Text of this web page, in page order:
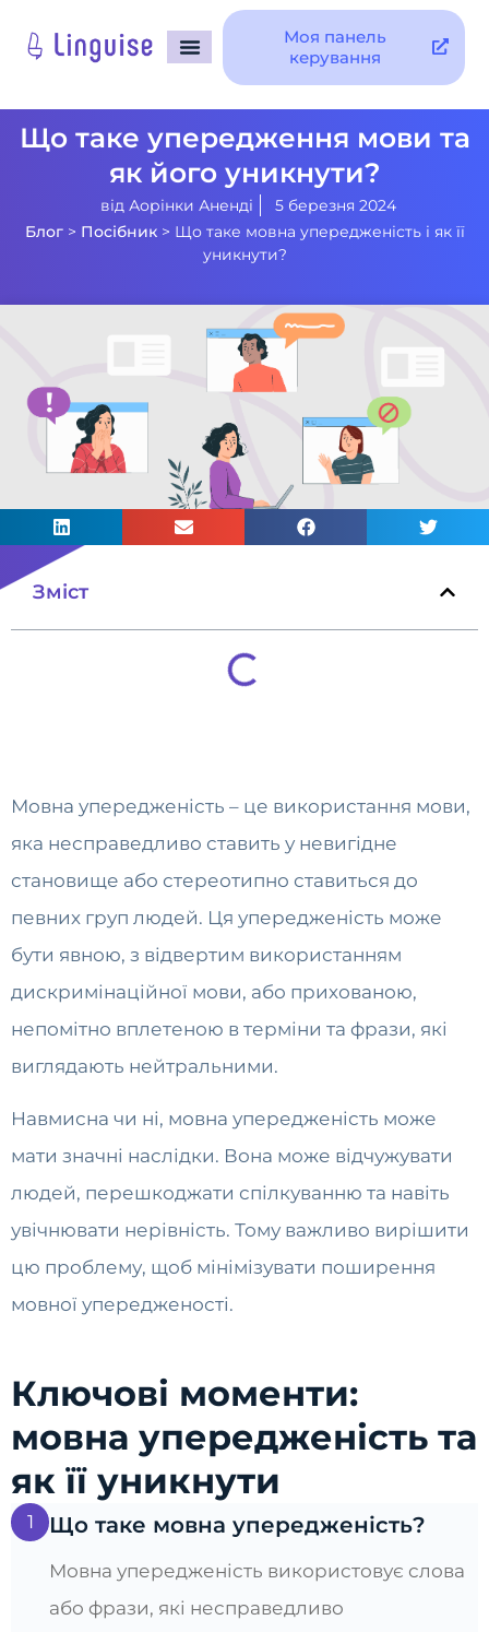
Моя панель
керування
Що таке упередження мови та
як його уникнути?
від Аорінки Аненді
5 березня 2024
Блог> Посібник> Що таке мовна упередженість і як її
уникнути?
Зміст
Мовна упередженість – це використання мови,
яка несправедливо ставить у невигідне
становище або стереотипно ставиться до
певних груп людей. Ця упередженість може
бути явною, з відвертим використанням
дискримінаційної мови, або прихованою,
непомітно вплетеною в терміни та фрази, які
виглядають нейтральними.
Навмисна чи ні, мовна упередженість може
мати значні наслідки. Вона може відчужувати
людей, перешкоджати спілкуванню та навіть
увічнювати нерівність. Тому важливо вирішити
цю проблему, щоб мінімізувати поширення
мовної упередженості.
Ключові моменти:
мовна упередженість та
як її уникнути
1 Що таке мовна упередженість?
Мовна упередженість використовує слова
або фрази, які несправедливо